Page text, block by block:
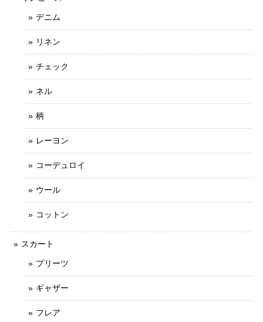
デニム
リネン
チェック
ネル
柄
レーヨン
コーデュロイ
ウール
コットン
スカート
プリーツ
ギャザー
フレア